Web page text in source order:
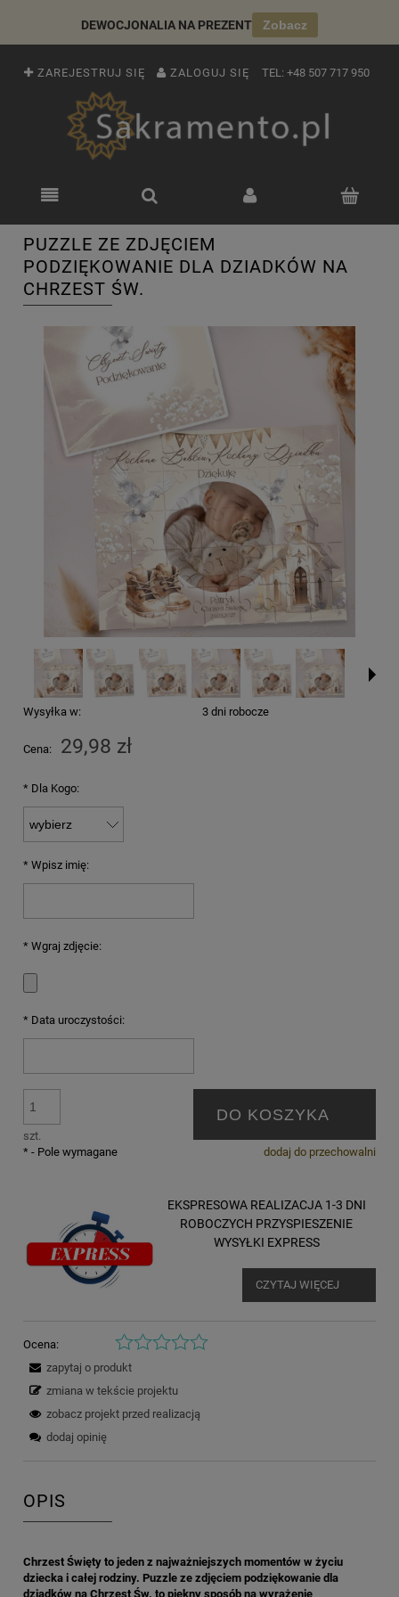
DEWOCJONALIA NA PREZENT Zobacz
ZAREJESTRUJ SIĘ ZALOGUJ SIĘ TEL: +48 507 717 950
PUZZLE ZE ZDJĘCIEM
PODZIĘKOWANIE DLA DZIADKÓW NA
CHRZEST ŚW.
Wysyłka w: 3 dni robocze
Cena: 29,98 zł
* Dla Kogo:
* Wpisz imię:
* Wgraj zdjęcie:
* Data uroczystości:
szt.
DO KOSZYKA
dodaj do przechowalni
* - Pole wymagane
EKSPRESOWA REALIZACJA 1-3 DNI
ROBOCZYCH PRZYSPIESZENIE
WYSYŁKI EXPRESS
CZYTAJ WIĘCEJ
Ocena:
zapytaj o produkt
zmiana w tekście projektu
zobacz projekt przed realizacją
dodaj opinię
OPIS
Chrzest Święty to jeden z najważniejszych momentów w życiu
dziecka i całej rodziny. Puzzle ze zdjęciem podziękowanie dla
dziadków na Chrzest Św. to piękny sposób na wyrażenie